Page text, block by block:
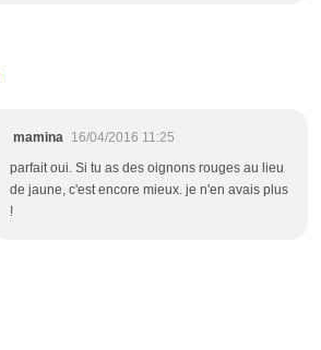
mamina
16/04/2016 11:25
parfait oui. Si tu as des oignons rouges au lieu
de jaune, c'est encore mieux. je n'en avais plus
!